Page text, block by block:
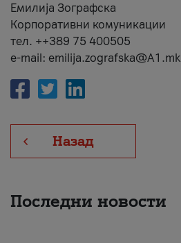
Емилија Зографска
Корпоративни комуникации
тел. ++389 75 400505
e-mail: emilija.zografska@A1.mk
Назад
Последни новости